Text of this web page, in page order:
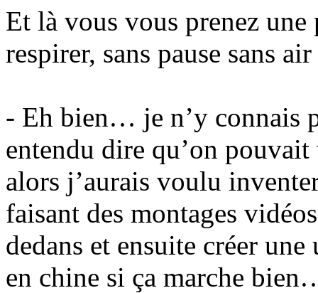
Et là vous vous prenez une
respirer, sans pause sans
- Eh bien… je n’y connais
entendu dire qu’on
alors j’aurais voulu
faisant des montages
dedans et ensuite créer
en chine si ça marche